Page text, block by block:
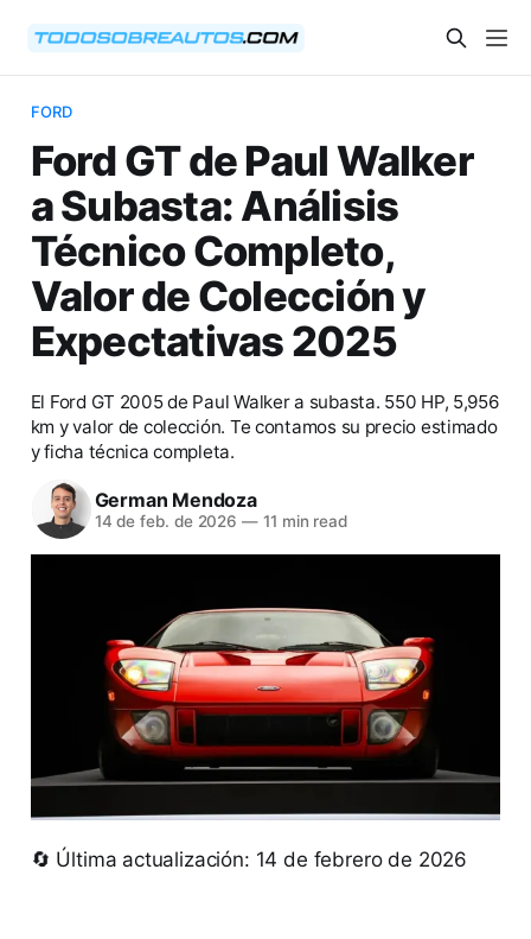
FORD
Ford GT de Paul Walker
a Subasta: Análisis
Técnico Completo,
Valor de Colección y
Expectativas 2025
El Ford GT 2005 de Paul Walker a subasta. 550 HP, 5,956
km y valor de colección. Te contamos su precio estimado
y ficha técnica completa.
German Mendoza
14 de feb. de 2026 — 11 min read
🔄 Última actualización: 14 de febrero de 2026